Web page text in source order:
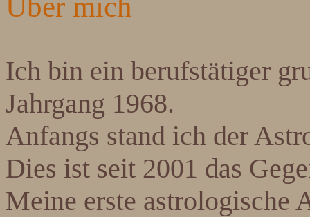
Über mich
Ich bin ein berufstätiger
Jahrgang 1968.
Anfangs stand ich der
Dies ist seit 2001 das
Meine erste astrologische